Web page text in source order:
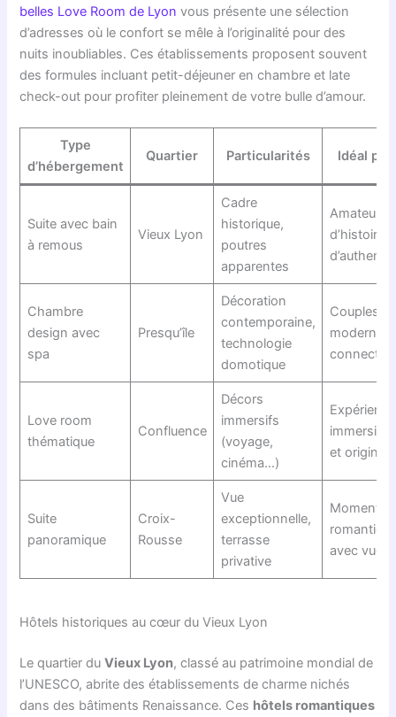
belles Love Room de Lyon vous présente une sélection
d’adresses où le confort se mêle à l’originalité pour des
nuits inoubliables. Ces établissements proposent souvent
des formules incluant petit-déjeuner en chambre et late
check-out pour profiter pleinement de votre bulle d’amour.
Type
d’hébergement
Quartier Particularités Idéal
Suite avec bain
à remous
Vieux Lyon
Cadre
historique,
poutres
apparentes
Amateurs
d’histoire
Chambre
design avec
spa
Presqu’île
Décoration
contemporaine,
technologie
domotique
Couples
modernes
connectés
Love room
thématique
Confluence
Décors
immersifs
(voyage,
cinéma…)
et
Suite
panoramique
Croix-
Rousse
Vue
exceptionnelle,
terrasse
privative
Moments
avec vue
Hôtels historiques au cœur du Vieux Lyon
Le quartier duVieux Lyon, classé au patrimoine mondial de
l’UNESCO, abrite des établissements de charme nichés
dans des bâtiments Renaissance. Ces hôtels romantiques